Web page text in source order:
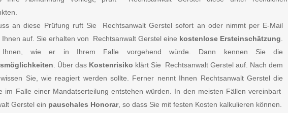
an diese Prüfung ruft Sie
Rechtsanwalt Gerstelsofort an oder nimmt per E-Mail
Ihnen auf. Sie erhalten von
Rechtsanwalt Gerstel eine kostenlose Ersteinschätzung
wie er in Ihrem Falle vorgehend würde. Dann kennen Sie die
. Über das Kostenrisiko klärt Sie Rechtsanwalt Gerstelauf. Nach dem
Sie, wie reagiert werden sollte. Ferner nennt Ihnen Rechtsanwalt Gersteldie
im Falle einer Mandatserteilung entstehen würden. In den meisten Fällen vereinbart
Gerstel ein pauschales Honorar, so dass Sie mit festen Kosten kalkulieren können.